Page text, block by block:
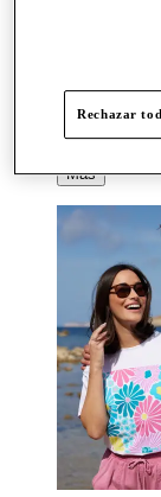
Planifica tu
Tarjetas
Servicios
Más
Rechazar